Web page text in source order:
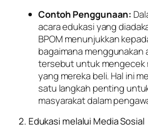
Contoh Penggunaan:
acara edukasi yang
BPOM menunjukkan
bagaimana menggunakan
tersebut untuk mengecek
yang mereka beli. Hal ini
satu langkah penting
masyarakat dalam
2. Edukasi melalui Media Sosial